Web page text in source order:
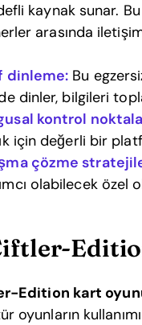
kaynak sunar.
arasında
dinleme: Bu
dinler, bilgileri
kontrol
için değerli bir
çözme
olabilecek özel
Edition kart
oyunların